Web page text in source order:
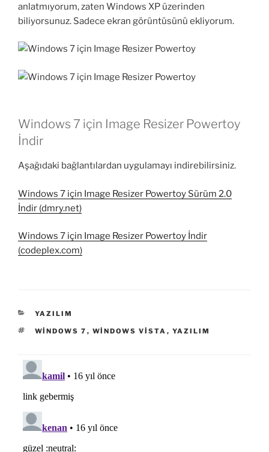
anlatmıyorum, zaten Windows XP üzerinden
biliyorsunuz. Sadece ekran görüntüsünü ekliyorum.
Windows 7 için Image Resizer Powertoy
İndir
Aşağıdaki bağlantılardan uygulamayı indirebilirsiniz.
Windows 7 için Image Resizer Powertoy Sürüm 2.0
İndir (dmry.net)
Windows 7 için Image Resizer Powertoy İndir
(codeplex.com)
KATEGORILER
YAZILIM
ETIKETLER
WINDOWS 7 , WINDOWS VISTA , YAZILIM